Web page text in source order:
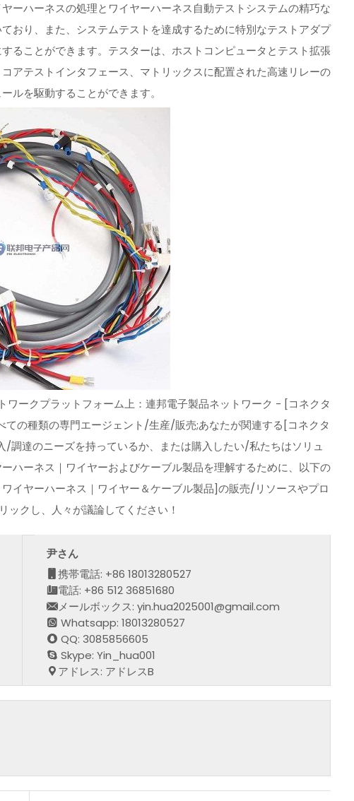
ーハーネスの処理とワイヤーハーネス自動テストシステムの精巧な
おり、また、システムテストを達成するために特別なテストアダプ
ることができます。テスターは、ホストコンピュータとテスト拡張
アテストインタフェース、マトリックスに配置された高速リレーの
ルを駆動することができます。
ークプラットフォーム上：連邦電子製品ネットワーク - [コネクタ
ての種類の専門エージェント/生産/販売;あなたが関連する[コネクタ
/調達のニーズを持っているか、または購入したい/私たちはソリュ
ハーネス｜ワイヤーおよびケーブル製品を理解するために、以下の
イヤーハーネス｜ワイヤー＆ケーブル製品]の販売/リソースやプロ
クし、人々が議論してください！
尹さん
携帯電話: +86 18013280527
電話: +86 512 36851680
メールボックス: yin.hua2025001@gmail.com
Whatsapp: 18013280527
QQ: 3085856605
Skype: Yin_hua001
アドレス: アドレスB